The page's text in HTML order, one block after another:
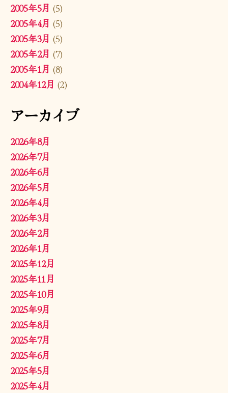
2005年5月 (5)
2005年4月 (5)
2005年3月 (5)
2005年2月 (7)
2005年1月 (8)
2004年12月 (2)
アーカイブ
2026年8月
2026年7月
2026年6月
2026年5月
2026年4月
2026年3月
2026年2月
2026年1月
2025年12月
2025年11月
2025年10月
2025年9月
2025年8月
2025年7月
2025年6月
2025年5月
2025年4月